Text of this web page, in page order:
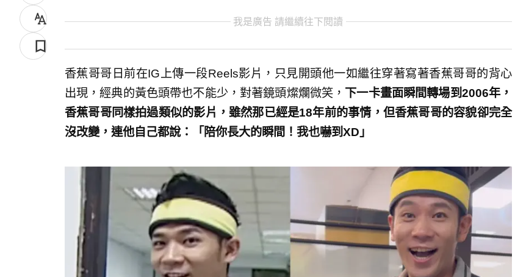
我是廣告 請繼續往下閱讀
香蕉哥哥日前在IG上傳一段Reels影片，只見開頭他一如繼往穿著寫著香蕉哥哥的背心
出現，經典的黃色頭帶也不能少，對著鏡頭燦爛微笑， 下一卡畫面瞬間轉場到2006年，
香蕉哥哥同樣拍過類似的影片，雖然那已經是18年前的事情，但香蕉哥哥的容貌卻完全
沒改變，連他自己都說：「陪你長大的瞬間！我也嚇到XD」